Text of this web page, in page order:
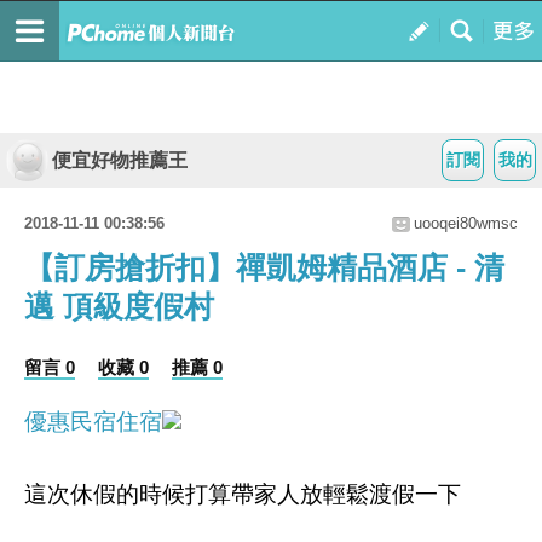
我的
訂閱
便宜好物推薦王
2018-11-11 00:38:56 uooqei80wmsc
【訂房搶折扣】禪凱姆精品酒店 - 清
邁 頂級度假村
留言 0 收藏 0 推薦 0
優惠民宿住宿
這次休假的時候打算帶家人放輕鬆渡假一下